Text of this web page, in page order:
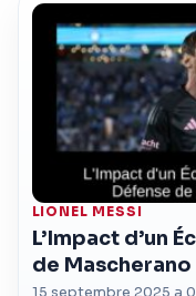
LIONEL MESSI
L’Impact d’un
de Mascherano
15 septembre 2025 a